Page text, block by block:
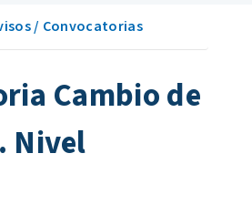
/ Convocatorias
Cambio de
Nivel